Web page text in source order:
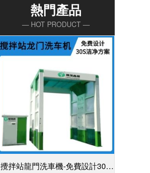
熱門產品
— HOT PRODUCT —
攪拌站龍門洗車機-免費設計30S